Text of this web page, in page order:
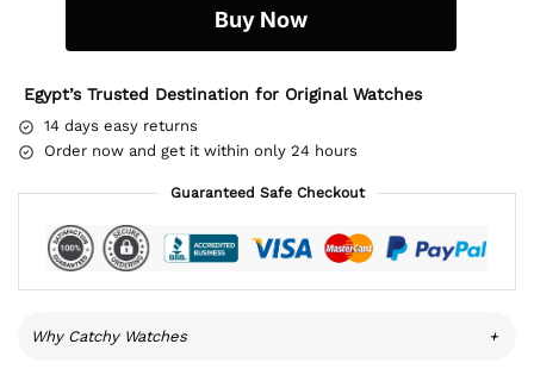
Buy Now
Egypt’s Trusted Destination for Original Watches
14 days easy returns
Order now and get it within only 24 hours
Guaranteed Safe Checkout
Why Catchy Watches +